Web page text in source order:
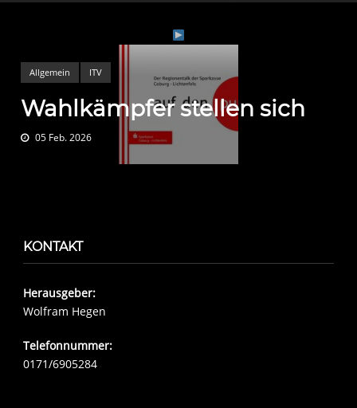
Allgemein ITV
Wahlkämpfer stellen sich
05 Feb. 2026
KONTAKT
Herausgeber:
Wolfram Hegen
Telefonnummer:
0171/6905284